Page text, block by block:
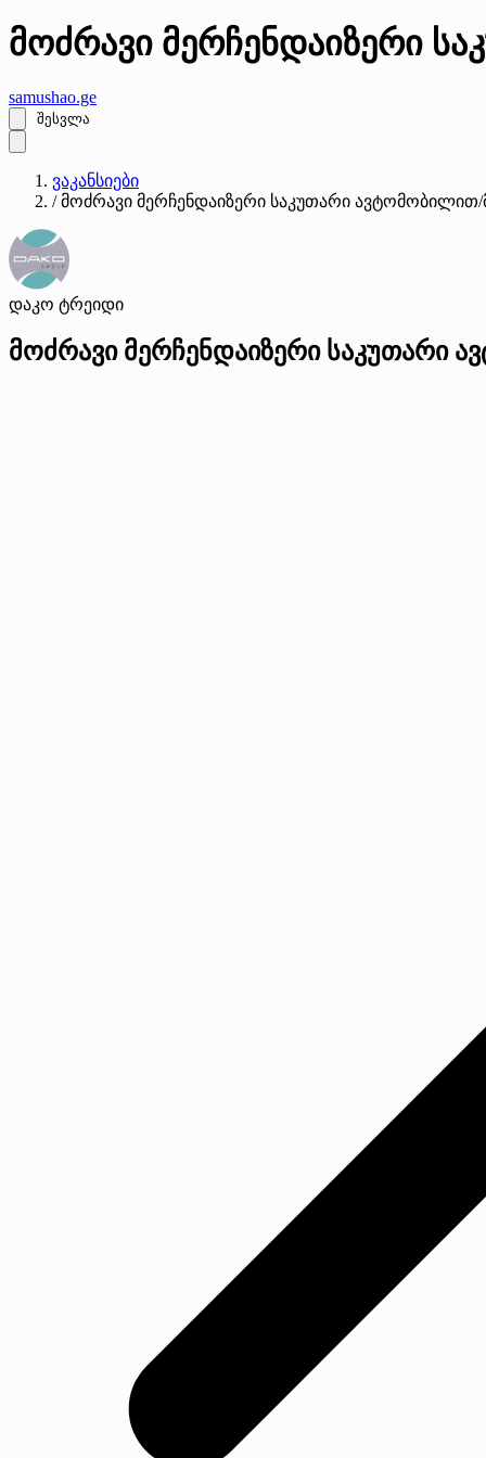
მოძრავი მერჩენდაიზერი
samushao.ge
შესვლა
ვაკანსიები
/ მოძრავი მერჩენდაიზერი საკუთარი
დაკო ტრეიდი
მოძრავი მერჩენდაიზერი საკუთარი